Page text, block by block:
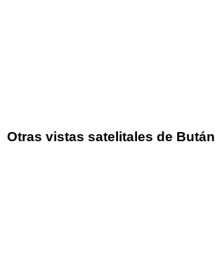
Otras vistas satelitales de Bután